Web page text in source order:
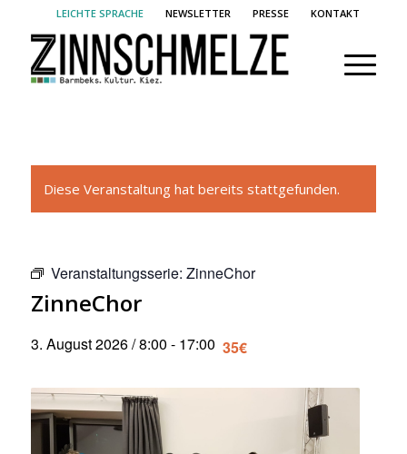
LEICHTE SPRACHE NEWSLETTER PRESSE KONTAKT
Diese Veranstaltung hat bereits stattgefunden.
Veranstaltungsserie: ZinneChor
ZinneChor
3. August 2026 / 8:00 - 17:00 35€